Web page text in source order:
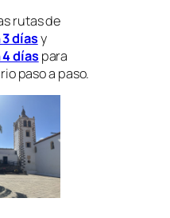
rutas de
díasy
díaspara
paso a paso.